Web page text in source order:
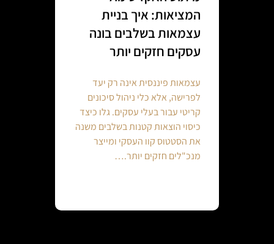
המציאות: איך בניית
עצמאות בשלבים בונה
עסקים חזקים יותר
עצמאות פיננסית אינה רק יעד
לפרישה, אלא כלי ניהול סיכונים
קריטי עבור בעלי עסקים. גלו כיצד
כיסוי הוצאות קטנות בשלבים משנה
את הסטטוס קוו העסקי ומייצר
מנכ"לים חזקים יותר.…